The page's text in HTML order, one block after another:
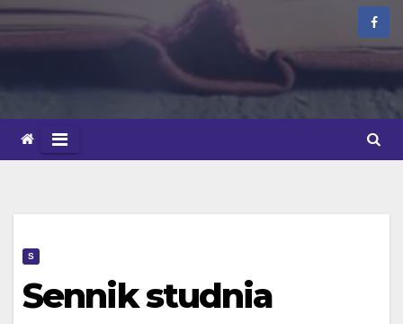
S
Sennik studnia